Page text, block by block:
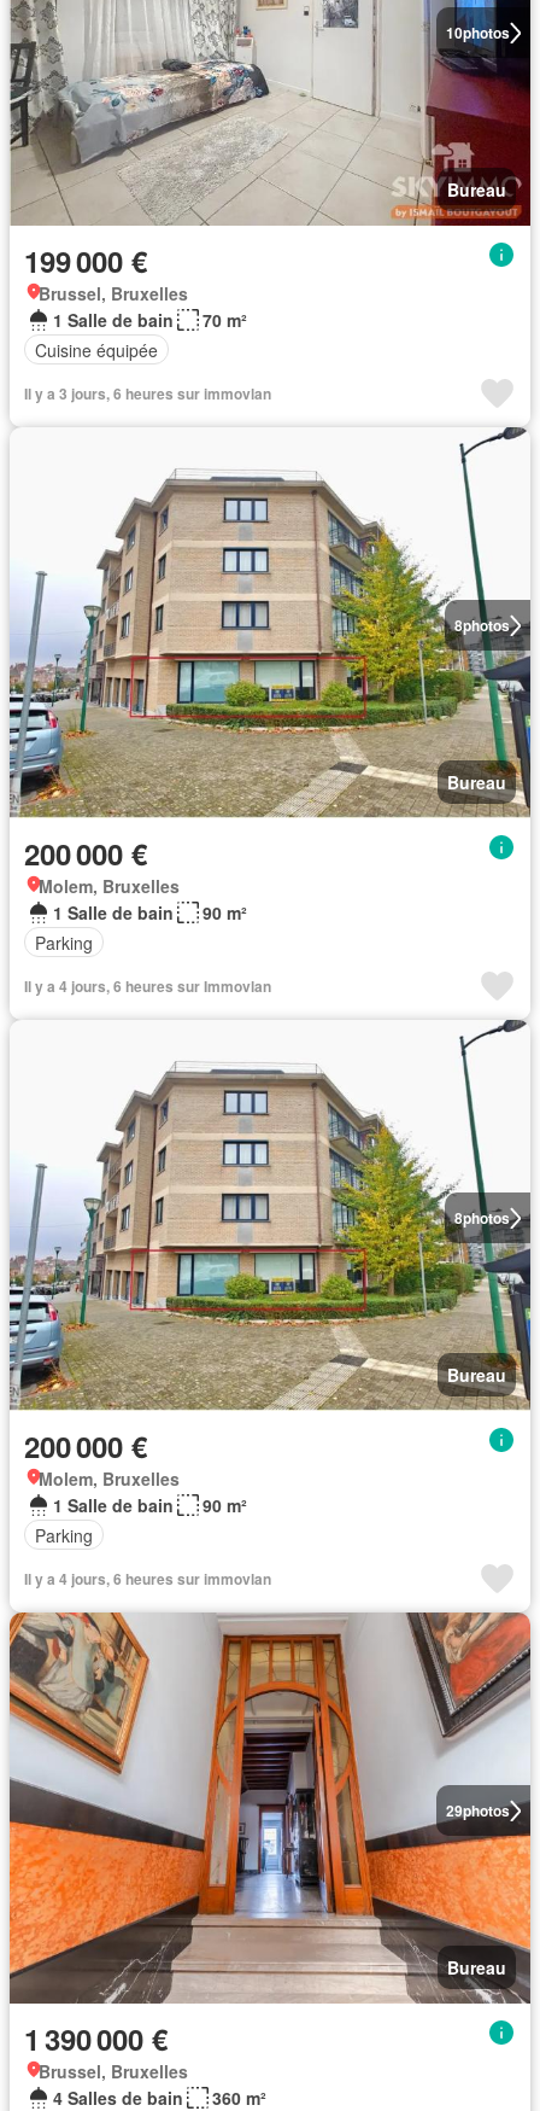
10photos
Bureau
199 000 €
Brussel, Bruxelles
1 Salle de bain
70 m²
Cuisine équipée
Il y a 3 jours, 6 heures sur immovlan
8photos
Bureau
200 000 €
Molem, Bruxelles
1 Salle de bain
90 m²
Parking
Il y a 4 jours, 6 heures sur Immovlan
8photos
Bureau
200 000 €
Molem, Bruxelles
1 Salle de bain
90 m²
Parking
Il y a 4 jours, 6 heures sur immovlan
29photos
Bureau
1 390 000 €
Brussel, Bruxelles
4 Salles de bain
360 m²